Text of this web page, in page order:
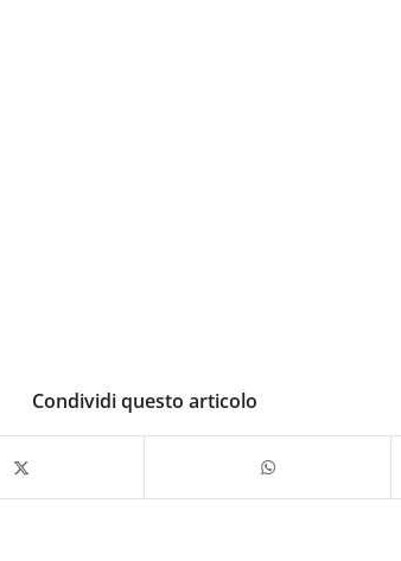
Condividi questo articolo